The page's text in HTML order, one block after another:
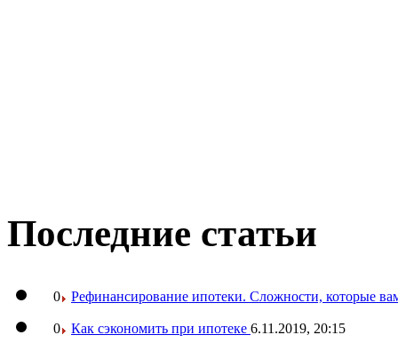
Последние статьи
0 Рефинансирование ипотеки. Сложности, которые
0 Как сэкономить при ипотеке 6.11.2019, 20:15